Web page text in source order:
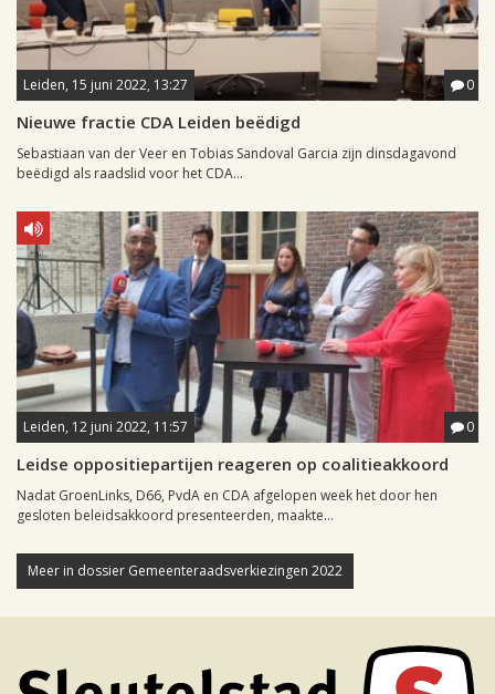
Leiden, 15 juni 2022, 13:27 0
Nieuwe fractie CDA Leiden beëdigd
Sebastiaan van der Veer en Tobias Sandoval Garcia zijn dinsdagavond
beëdigd als raadslid voor het CDA...
Leiden, 12 juni 2022, 11:57 0
Leidse oppositiepartijen reageren op coalitieakkoord
Nadat GroenLinks, D66, PvdA en CDA afgelopen week het door hen
gesloten beleidsakkoord presenteerden, maakte...
Meer in dossier Gemeenteraadsverkiezingen 2022